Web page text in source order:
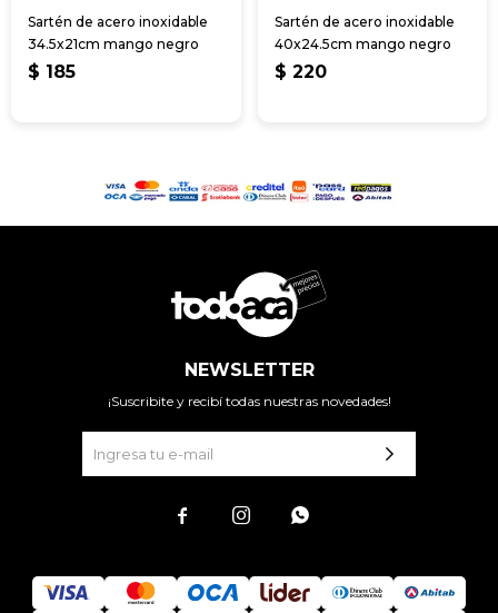
Sartén de acero inoxidable
34.5x21cm mango negro
$ 185
Sartén de acero inoxidable
40x24.5cm mango negro
$ 220
NEWSLETTER
¡Suscribite y recibí todas nuestras novedades!
  